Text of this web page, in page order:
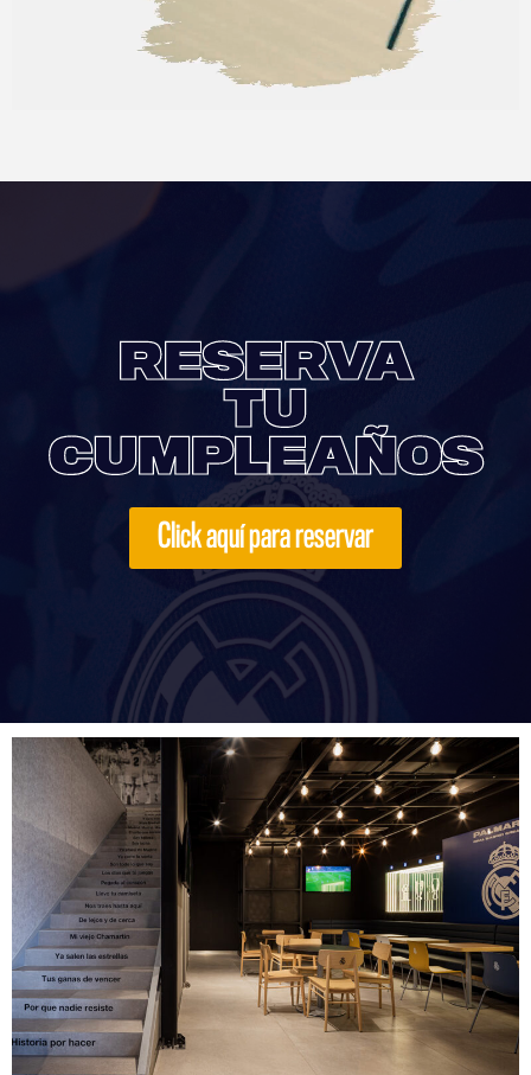
RESERVA
TU
CUMPLEAÑOS
Click aquí para reservar